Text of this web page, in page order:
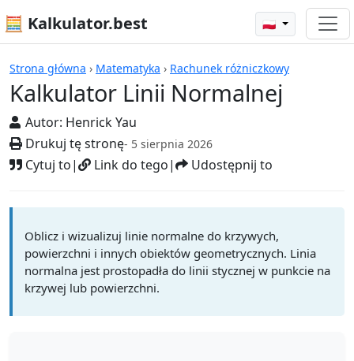
🧮 Kalkulator.best 🇵🇱
Strona główna › Matematyka › Rachunek różniczkowy
Kalkulator Linii Normalnej
Autor: Henrick Yau
Drukuj tę stronę- 5 sierpnia 2026
Cytuj to| Link do tego| Udostępnij to
Kalkulatory
Oblicz i wizualizuj linie normalne do krzywych,
powierzchni i innych obiektów geometrycznych. Linia
normalna jest prostopadła do linii stycznej w punkcie na
krzywej lub powierzchni.